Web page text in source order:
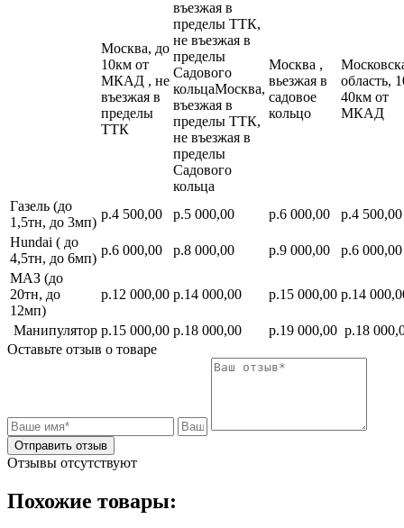
Москва, до
10км от
МКАД , не
въезжая в
пределы
ТТК
въезжая в
пределы ТТК,
не въезжая в
пределы
Садового
кольцаМосква,
въезжая в
пределы ТТК,
не въезжая в
пределы
Садового
кольца
Москва ,
вьезжая в
садовое
кольцо
область,
40км от
МКАД
Газель (до
1,5тн, до 3мп)
р.4 500,00 р.5 000,00 р.6 000,00
р.4 500,00
Hundai ( до
4,5тн, до 6мп)
р.6 000,00 р.8 000,00 р.9 000,00
р.6 000,00
МАЗ (до
20тн, до
12мп)
р.12 000,00 р.14 000,00 р.15 000,00 р.14
Манипулятор р.15 000,00 р.18 000,00 р.19 000,00 р.18
Оставьте отзыв о товаре
Отправить отзыв
Отзывы отсутствуют
Похожие товары: